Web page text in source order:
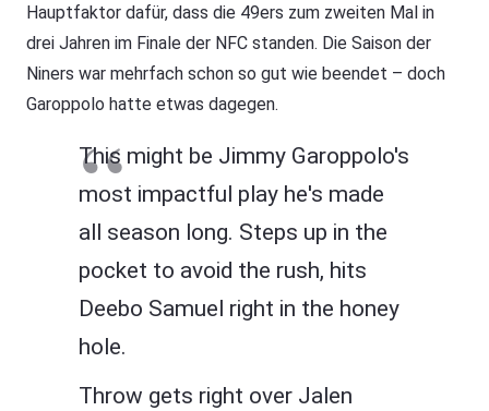
Hauptfaktor dafür, dass die 49ers zum zweiten Mal in
drei Jahren im Finale der NFC standen. Die Saison der
Niners war mehrfach schon so gut wie beendet – doch
Garoppolo hatte etwas dagegen.
This might be Jimmy Garoppolo's
most impactful play he's made
all season long. Steps up in the
pocket to avoid the rush, hits
Deebo Samuel right in the honey
hole.
Throw gets right over Jalen